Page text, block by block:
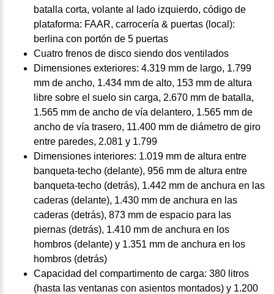
batalla corta, volante al lado izquierdo, código de
plataforma: FAAR, carrocería & puertas (local):
berlina con portón de 5 puertas
Cuatro frenos de disco siendo dos ventilados
Dimensiones exteriores: 4.319 mm de largo, 1.799
mm de ancho, 1.434 mm de alto, 153 mm de altura
libre sobre el suelo sin carga, 2.670 mm de batalla,
1.565 mm de ancho de vía delantero, 1.565 mm de
ancho de vía trasero, 11.400 mm de diámetro de giro
entre paredes, 2.081 y 1.799
Dimensiones interiores: 1.019 mm de altura entre
banqueta-techo (delante), 956 mm de altura entre
banqueta-techo (detrás), 1.442 mm de anchura en las
caderas (delante), 1.430 mm de anchura en las
caderas (detrás), 873 mm de espacio para las
piernas (detrás), 1.410 mm de anchura en los
hombros (delante) y 1.351 mm de anchura en los
hombros (detrás)
Capacidad del compartimento de carga: 380 litros
(hasta las ventanas con asientos montados) y 1.200